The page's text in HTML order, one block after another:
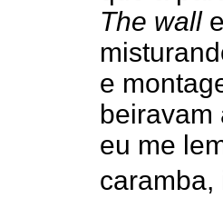
The wall
e
eu me